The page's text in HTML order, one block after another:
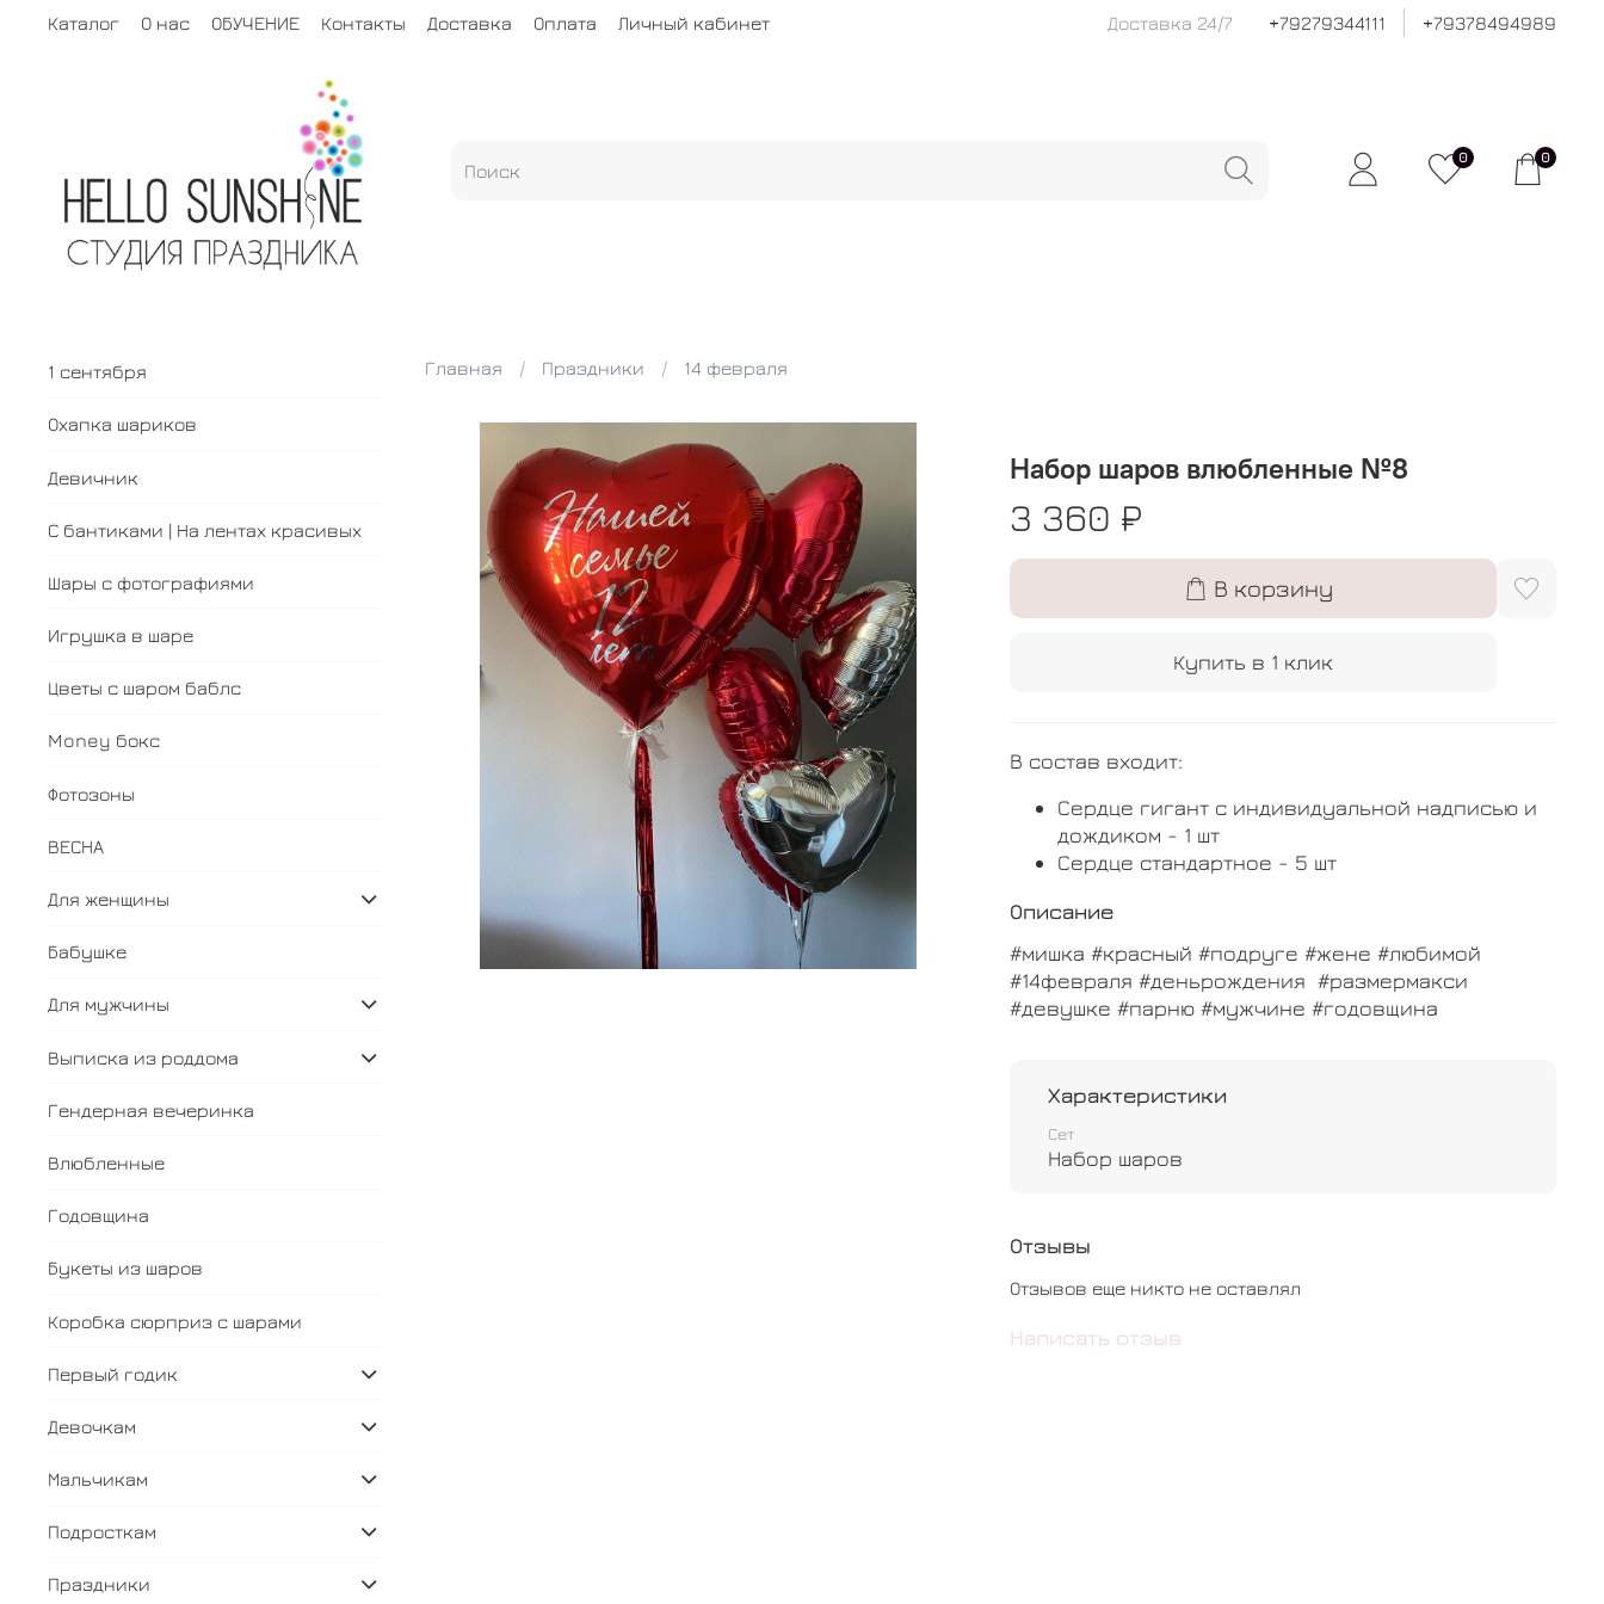
Каталог О нас ОБУЧЕНИЕ Контакты Доставка Оплата Личный кабинет Доставка 24/7 +79279344111 +79378494989
0 0
Главная Праздники 14 февраля
Набор шаров влюбленные №8
3 360 ₽
В корзину
Купить в 1 клик
В состав входит:
Сердце гигант с индивидуальной надписью и
дождиком - 1 шт
Сердце стандартное - 5 шт
Описание
#мишка #красный #подруге #жене #любимой
#14февраля #деньрождения #размермакси
#девушке #парню #мужчине #годовщина
Характеристики
Сет
Набор шаров
Отзывы
Отзывов еще никто не оставлял
Написать отзыв
1 сентября
Охапка шариков
Девичник
С бантиками | На лентах красивых
Шары с фотографиями
Игрушка в шаре
Цветы с шаром баблс
Money бокс
Фотозоны
ВЕСНА
Для женщины
Бабушке
Для мужчины
Выписка из роддома
Гендерная вечеринка
Влюбленные
Годовщина
Букеты из шаров
Коробка сюрприз с шарами
Первый годик
Девочкам
Мальчикам
Подросткам
Праздники